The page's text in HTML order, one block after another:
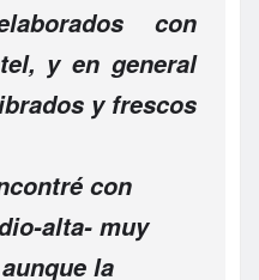
con
y en general
y frescos
con
alta- muy
la